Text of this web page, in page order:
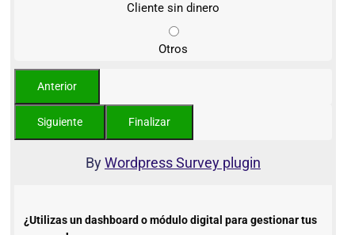
Cliente sin dinero
Otros
ByWordpress Survey plugin
¿Utilizas un dashboard o módulo digital para gestionar tus